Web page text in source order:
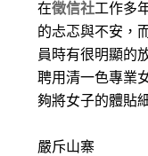
在徵信社工作多
的忐忑與不安，
員時有很明顯的
聘用清一色專業
夠將女子的體貼
嚴斥山寨